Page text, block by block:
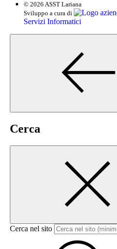
© 2026 ASST Lariana
Sviluppo a cura di
Servizi Informatici
Cerca
Cerca nel sito